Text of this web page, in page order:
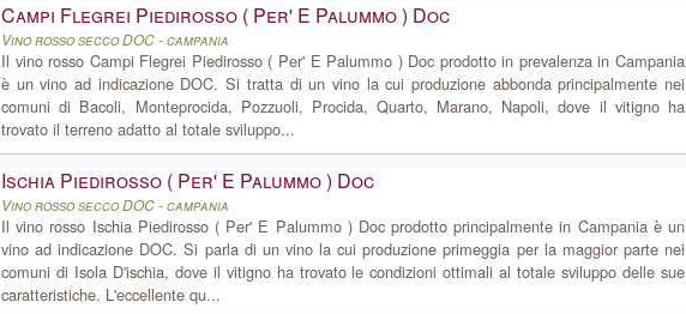
Campi Flegrei Piedirosso ( Per' E Palummo ) Doc
Vino rosso secco DOC - campania
Il vino rosso Campi Flegrei Piedirosso ( Per' E Palummo ) Doc prodotto in prevalenza in Campania
è un vino ad indicazione DOC. Si tratta di un vino la cui produzione abbonda principalmente nei
comuni di Bacoli, Monteprocida, Pozzuoli, Procida, Quarto, Marano, Napoli, dove il vitigno ha
trovato il terreno adatto al totale sviluppo...
Ischia Piedirosso ( Per' E Palummo ) Doc
Vino rosso secco DOC - campania
Il vino rosso Ischia Piedirosso ( Per' E Palummo ) Doc prodotto principalmente in Campania è un
vino ad indicazione DOC. Si parla di un vino la cui produzione primeggia per la maggior parte nei
comuni di Isola D'ischia, dove il vitigno ha trovato le condizioni ottimali al totale sviluppo delle sue
caratteristiche. L'eccellente qu...